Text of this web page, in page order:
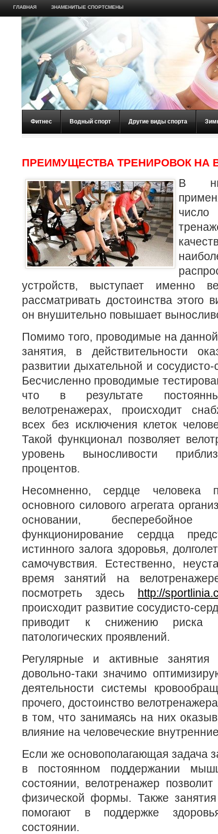
ГЛАВНАЯ ЗНАМЕНИТЫЕ СПОРТСМЕНЫ
Фитнес Водный спорт Другие виды спорта
ПРЕИМУЩЕСТВА ТРЕНИРОВОК НА
В
число
устройств, выступает именно
рассматривать достоинства этого
он внушительно повышает
Помимо того, проводимые на
занятия, в действительности
развитии дыхательной и
Бесчисленно проводимые
что в результате
велотренажерах, происходит
всех без исключения клеток
Такой функционал позволяет
уровень выносливости
процентов.
Несомненно, сердце человека
основного силового агрегата
основании,
функционирование сердца
истинного залога здоровья,
самочувствия. Естественно,
время занятий на
посмотреть здесь http://
происходит развитие сосудисто-
приводит к снижению риска
патологических проявлений.
Регулярные и активные занятия
довольно-таки значимо
деятельности системы
прочего, достоинство
в том, что занимаясь на них
влияние на человеческие
Если же основополагающая задача
в постоянном поддержании
состоянии, велотренажер
физической формы. Также
помогают в поддержке
состоянии.